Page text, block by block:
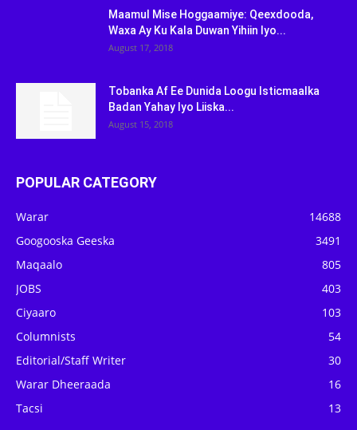
Maamul Mise Hoggaamiye: Qeexdooda,
Waxa Ay Ku Kala Duwan Yihiin Iyo...
August 17, 2018
Tobanka Af Ee Dunida Loogu Isticmaalka
Badan Yahay Iyo Liiska...
August 15, 2018
POPULAR CATEGORY
Warar
14688
Googooska Geeska
3491
Maqaalo
805
JOBS
403
Ciyaaro
103
Columnists
54
Editorial/Staff Writer
30
Warar Dheeraada
16
Tacsi
13